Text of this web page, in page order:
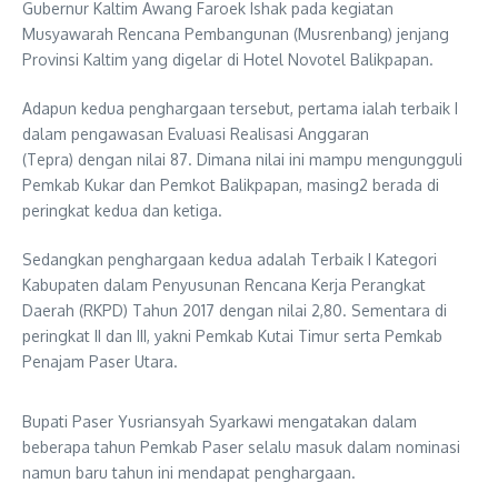
Gubernur Kaltim Awang Faroek Ishak pada kegiatan
Musyawarah Rencana Pembangunan (Musrenbang) jenjang
Provinsi Kaltim yang digelar di Hotel Novotel Balikpapan.
Adapun kedua penghargaan tersebut, pertama ialah terbaik I
dalam pengawasan Evaluasi Realisasi Anggaran
(Tepra) dengan nilai 87. Dimana nilai ini mampu mengungguli
Pemkab Kukar dan Pemkot Balikpapan, masing2 berada di
peringkat kedua dan ketiga.
Sedangkan penghargaan kedua adalah Terbaik I Kategori
Kabupaten dalam Penyusunan Rencana Kerja Perangkat
Daerah (RKPD) Tahun 2017 dengan nilai 2,80. Sementara di
peringkat II dan III, yakni Pemkab Kutai Timur serta Pemkab
Penajam Paser Utara.
Bupati Paser Yusriansyah Syarkawi mengatakan dalam
beberapa tahun Pemkab Paser selalu masuk dalam nominasi
namun baru tahun ini mendapat penghargaan.